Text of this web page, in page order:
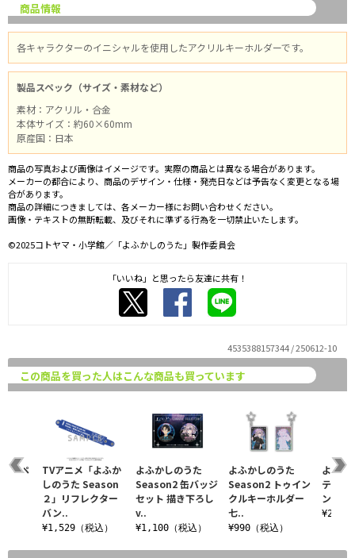
商品情報
各キャラクターのイニシャルを使用したアクリルキーホルダーです。
製品スペック（サイズ・素材など）
素材：アクリル・合金
本体サイズ：約60×60mm
原産国：日本
商品の写真および画像はイメージです。実際の商品とは異なる場合があります。
メーカーの都合により、商品のデザイン・仕様・発売日などは予告なく変更となる場
合があります。
商品の詳細につきましては、各メーカー様にお問い合わせください。
画像・テキストの無断転載、及びそれに準ずる行為を一切禁止いたします。
©2025コトヤマ・小学館／「よふかしのうた」製作委員会
「いいね」と思ったら友達に共有！
4535388157344 / 250612-10
この商品を買った人はこんな商品も買っています
よふかしのうた
Season2 缶バッジ
セット 描き下ろし
v..
¥1,100（税込）
よふかしのうた
Season2 トゥイン
クルキーホルダー
七..
¥990（税込）
よふか
テンレ
ンブラ
¥2,750
タペ
TVアニメ「よふか
しのうた Season
２」リフレクター
バン..
¥1,529（税込）